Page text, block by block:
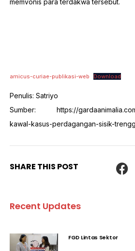
amicus-curiae-publikasi-web Download
Penulis: Satriyo
Sumber: https://
kawal-kasus-perdagangan-sisik-
SHARE THIS POST
Recent Updates
FGD Lintas Sektor